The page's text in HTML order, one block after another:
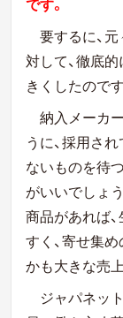
要するに、
対して、徹底
きくしたのです
納入メーカ
うに、採用さ
ないものを待
がいいでしょ
商品があれば
すく、寄せ集
かも大きな売
ジャパネッ